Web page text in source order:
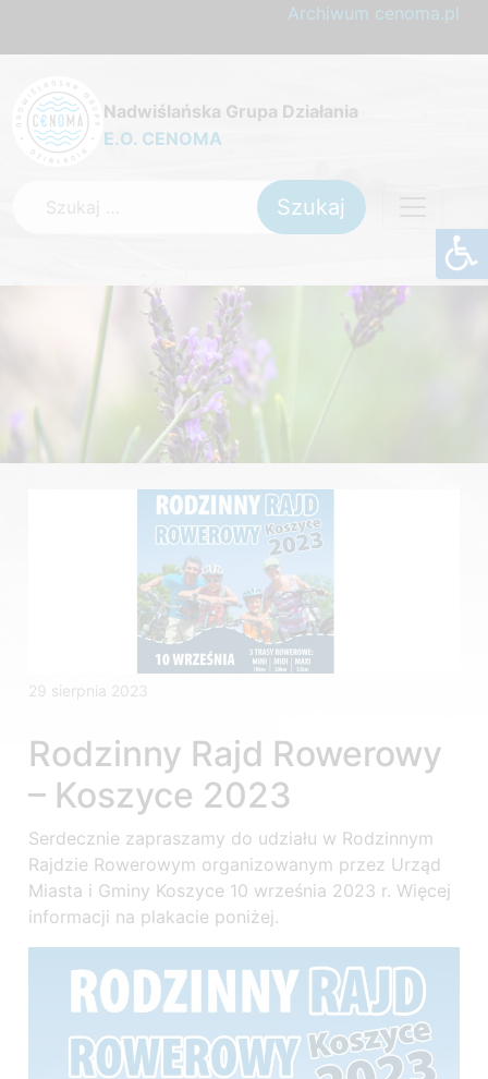
Archiwum cenoma.pl
Nadwiślańska Grupa Działania
E.O. CENOMA
29 sierpnia 2023
Rodzinny Rajd Rowerowy
– Koszyce 2023
Serdecznie zapraszamy do udziału w Rodzinnym
Rajdzie Rowerowym organizowanym przez Urząd
Miasta i Gminy Koszyce 10 września 2023 r. Więcej
informacji na plakacie poniżej.